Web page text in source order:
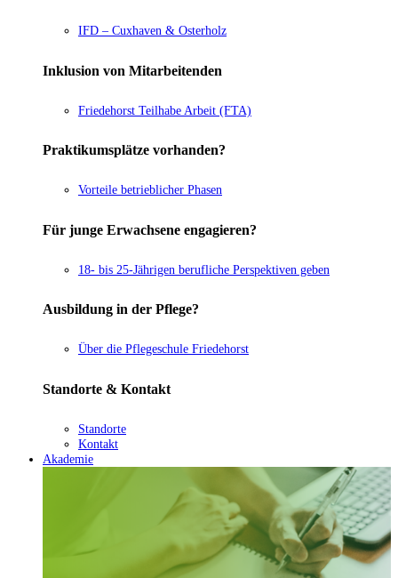
IFD – Cuxhaven & Osterholz
Inklusion von Mitarbeitenden
Friedehorst Teilhabe Arbeit (FTA)
Praktikumsplätze vorhanden?
Vorteile betrieblicher Phasen
Für junge Erwachsene engagieren?
18- bis 25-Jährigen berufliche Perspektiven geben
Ausbildung in der Pflege?
Über die Pflegeschule Friedehorst
Standorte & Kontakt
Standorte
Kontakt
Akademie